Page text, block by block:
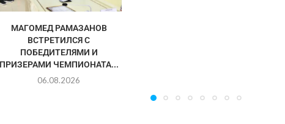
МАГОМЕД РАМАЗАНОВ
ВСТРЕТИЛСЯ С
ПОБЕДИТЕЛЯМИ И
ПРИЗЕРАМИ ЧЕМПИОНАТА...
06.08.2026